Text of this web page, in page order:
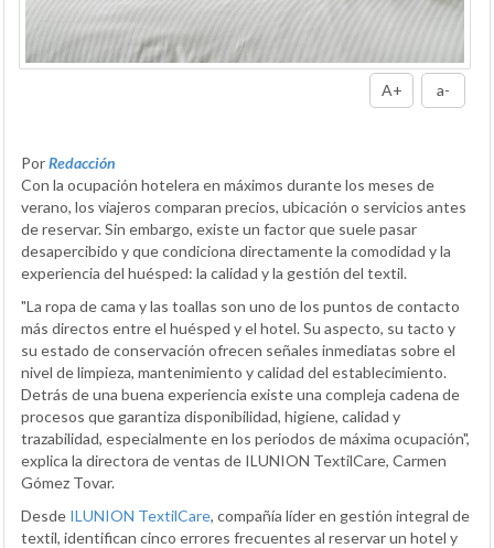
A+ a-
PorRedacción
Con la ocupación hotelera en máximos durante los meses de
verano, los viajeros comparan precios, ubicación o servicios antes
de reservar. Sin embargo, existe un factor que suele pasar
desapercibido y que condiciona directamente la comodidad y la
experiencia del huésped: la calidad y la gestión del textil.
"La ropa de cama y las toallas son uno de los puntos de contacto
más directos entre el huésped y el hotel. Su aspecto, su tacto y
su estado de conservación ofrecen señales inmediatas sobre el
nivel de limpieza, mantenimiento y calidad del establecimiento.
Detrás de una buena experiencia existe una compleja cadena de
procesos que garantiza disponibilidad, higiene, calidad y
trazabilidad, especialmente en los periodos de máxima ocupación",
explica la directora de ventas de ILUNION TextilCare, Carmen
Gómez Tovar.
Desde ILUNION TextilCare, compañía líder en gestión integral de
textil, identifican cinco errores frecuentes al reservar un hotel y